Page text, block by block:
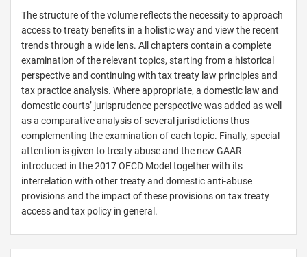
The structure of the volume reflects the necessity to approach
access to treaty benefits in a holistic way and view the recent
trends through a wide lens. All chapters contain a complete
examination of the relevant topics, starting from a historical
perspective and continuing with tax treaty law principles and
tax practice analysis. Where appropriate, a domestic law and
domestic courts’ jurisprudence perspective was added as well
as a comparative analysis of several jurisdictions thus
complementing the examination of each topic. Finally, special
attention is given to treaty abuse and the new GAAR
introduced in the 2017 OECD Model together with its
interrelation with other treaty and domestic anti-abuse
provisions and the impact of these provisions on tax treaty
access and tax policy in general.